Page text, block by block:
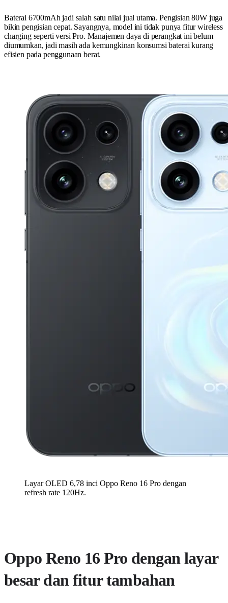
Baterai 6700mAh jadi salah satu nilai jual utama. Pengisian 80W juga
bikin pengisian cepat. Sayangnya, model ini tidak punya fitur wireless
charging seperti versi Pro. Manajemen daya di perangkat ini belum
diumumkan, jadi masih ada kemungkinan konsumsi baterai kurang
efisien pada penggunaan berat.
Layar OLED 6,78 inci Oppo Reno 16 Pro dengan
refresh rate 120Hz.
Oppo Reno 16 Pro dengan layar
besar dan fitur tambahan